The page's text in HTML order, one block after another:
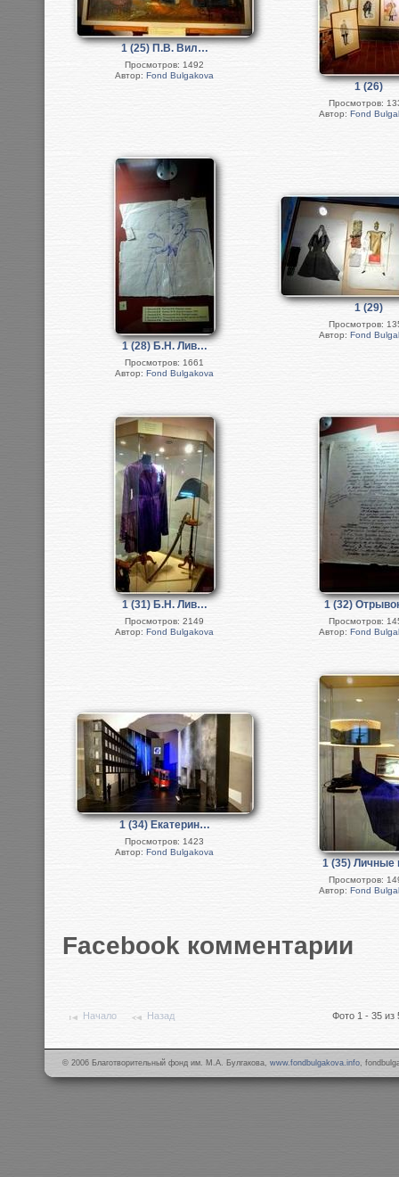
1 (25) П.В. Вил…
Просмотров: 1492
Автор: Fond Bulgakova
1 (26)
Просмотров:
Автор: Fond
1 (28) Б.Н. Лив…
Просмотров: 1661
Автор: Fond Bulgakova
1 (29)
Просмотров:
Автор: Fond
1 (31) Б.Н. Лив…
Просмотров: 2149
Автор: Fond Bulgakova
1 (32)
Просмотров:
Автор: Fond
1 (34) Екатерин…
Просмотров: 1423
Автор: Fond Bulgakova
1 (35)
Просмотров:
Автор: Fond
Facebook комментарии
Начало Назад Фото 1 - 35 из
© 2006 Благотворительный фонд им. М.А. Булгакова, www.fondbulgakova.info ,